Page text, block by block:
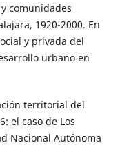
y comunidades
1920-2000. En
y privada del
urbano en
territorial del
el caso de Los
Nacional Autónoma